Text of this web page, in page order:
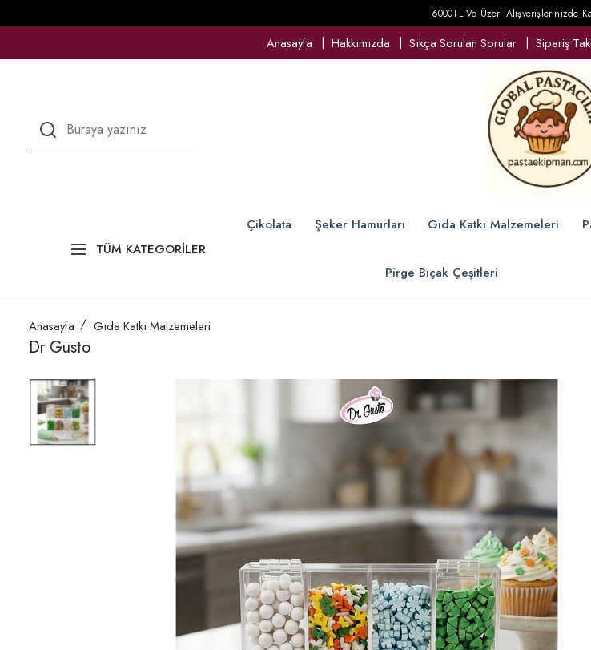
6000TL Ve Üzeri Alışverişlerinizde
Anasayfa Hakkımızda Sıkça Sorulan Sorular Sipariş
TÜM KATEGORİLER
Çikolata Şeker Hamurları Gıda Katkı Malzemeleri
Pirge Bıçak Çeşitleri
Anasayfa Gıda Katkı Malzemeleri
Dr Gusto